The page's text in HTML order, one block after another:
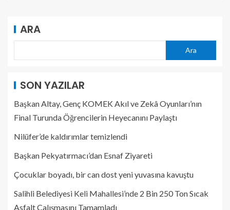
ARA
Ara
SON YAZILAR
Başkan Altay, Genç KOMEK Akıl ve Zekâ Oyunları’nın
Final Turunda Öğrencilerin Heyecanını Paylaştı
Nilüfer’de kaldırımlar temizlendi
Başkan Pekyatırmacı’dan Esnaf Ziyareti
Çocuklar boyadı, bir can dost yeni yuvasına kavuştu
Salihli Belediyesi Keli Mahallesi’nde 2 Bin 250 Ton Sıcak
Asfalt Çalışmasını Tamamladı